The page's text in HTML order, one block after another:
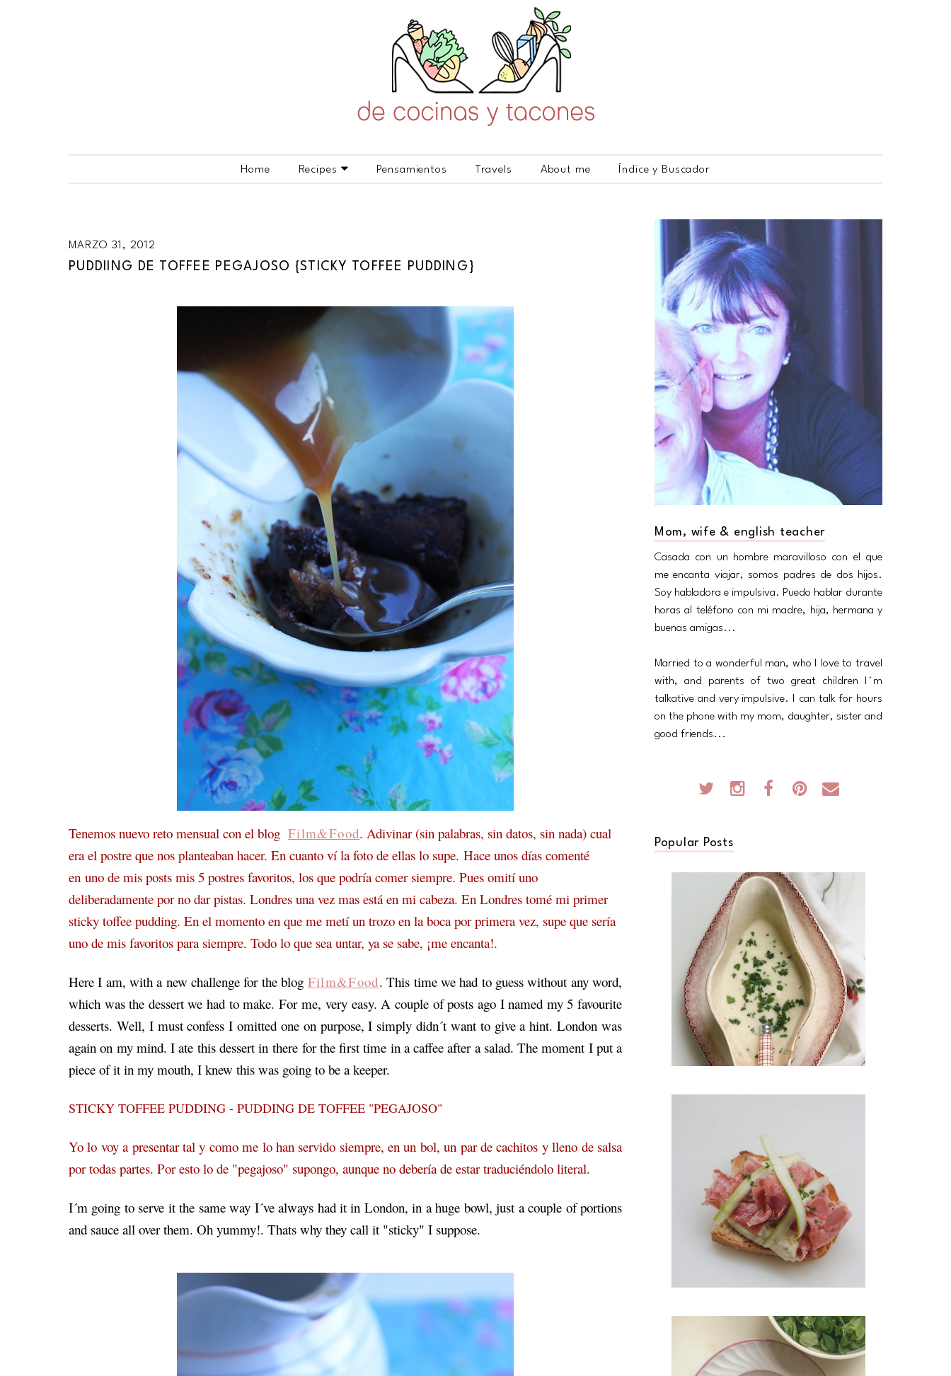
Home Recipes Pensamientos Travels About me Índice y Buscador
MARZO 31, 2012
PUDDIING DE TOFFEE PEGAJOSO {STICKY TOFFEE PUDDING}
Tenemos nuevo reto mensual con el blog Film&Food. Adivinar (sin palabras, sin datos, sin nada) cual
era el postre que nos planteaban hacer. En cuanto ví la foto de ellas lo supe. Hace unos días comenté
en uno de mis posts mis 5 postres favoritos, los que podría comer siempre. Pues omití uno
deliberadamente por no dar pistas. Londres una vez mas está en mi cabeza. En Londres tomé mi primer
sticky toffee pudding. En el momento en que me metí un trozo en la boca por primera vez, supe que sería
uno de mis favoritos para siempre. Todo lo que sea untar, ya se sabe, ¡me encanta!.
Here I am, with a new challenge for the blog Film&Food. This time we had to guess without any word,
which was the dessert we had to make. For me, very easy. A couple of posts ago I named my 5 favourite
desserts. Well, I must confess I omitted one on purpose, I simply didn´t want to give a hint. London was
again on my mind. I ate this dessert in there for the first time in a caffee after a salad. The moment I put a
piece of it in my mouth, I knew this was going to be a keeper.
STICKY TOFFEE PUDDING - PUDDING DE TOFFEE "PEGAJOSO"
Yo lo voy a presentar tal y como me lo han servido siempre, en un bol, un par de cachitos y lleno de salsa
por todas partes. Por esto lo de "pegajoso" supongo, aunque no debería de estar traduciéndolo literal.
I´m going to serve it the same way I´ve always had it in London, in a huge bowl, just a couple of portions
and sauce all over them. Oh yummy!. Thats why they call it "sticky" I suppose.
Mom, wife & english teacher
Casada con un hombre maravilloso con el que
me encanta viajar, somos padres de dos hijos.
Soy habladora e impulsiva. Puedo hablar durante
horas al teléfono con mi madre, hija, hermana y
buenas amigas...
Married to a wonderful man, who I love to travel
with, and parents of two great children I´m
talkative and very impulsive. I can talk for hours
on the phone with my mom, daughter, sister and
good friends...
Popular Posts